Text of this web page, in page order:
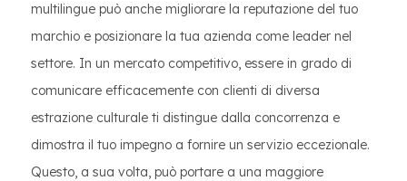
multilingue può anche migliorare la reputazione del tuo
marchio e posizionare la tua azienda come leader nel
settore. In un mercato competitivo, essere in grado di
comunicare efficacemente con clienti di diversa
estrazione culturale ti distingue dalla concorrenza e
dimostra il tuo impegno a fornire un servizio eccezionale.
Questo, a sua volta, può portare a una maggiore